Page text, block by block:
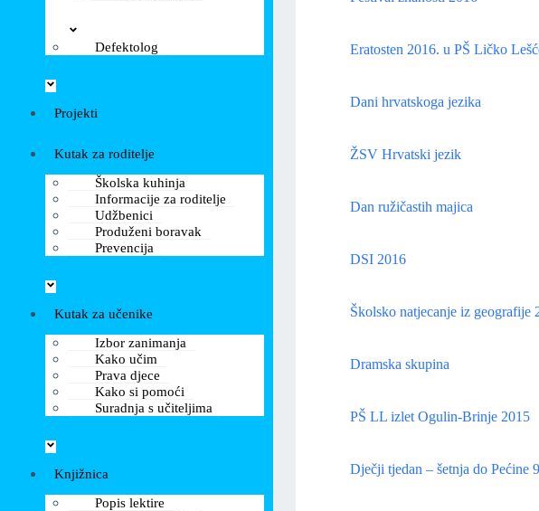
Eratosten 2016. u PŠ Ličko
Dani hrvatskoga jezika
ŽSV Hrvatski jezik
Dan ružičastih majica
DSI 2016
Školsko natjecanje iz geografije
Dramska skupina
PŠ LL izlet Ogulin-Brinje 2015
Dječji tjedan – šetnja do Pećine
Defektolog
Projekti
Kutak za roditelje
Školska kuhinja
Informacije za roditelje
Udžbenici
Produženi boravak
Prevencija
Kutak za učenike
Izbor zanimanja
Kako učim
Prava djece
Kako si pomoći
Suradnja s učiteljima
Knjižnica
Popis lektire